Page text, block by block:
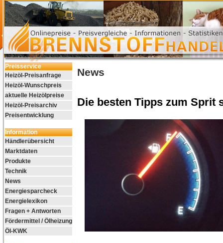
Preisservice
Heizöl-Preisanfrage
Heizöl-Wunschpreis
aktuelle Heizölpreise
Heizöl-Preisarchiv
Preisentwicklung
Information
Händlerübersicht
Marktdaten
Produkte
Technik
News
Energiesparcheck
Energielexikon
Fragen + Antworten
Fördermittel / Ölheizung
Öl-KWK
News
Die besten Tipps zum Sprit